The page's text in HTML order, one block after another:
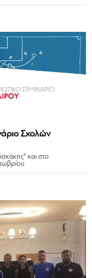
Σχολών
και στο